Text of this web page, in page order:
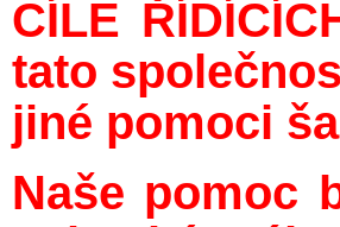
CÍLE
tato
jiné pomoci
Naše pomoc